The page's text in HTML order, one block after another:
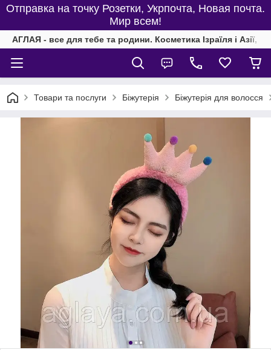
Отправка на точку Розетки, Укрпочта, Новая почта.
Мир всем!
АГЛАЯ - все для тебе та родини. Косметика Ізраїля і Азії,
Товари та послуги Біжутерія Біжутерія для волосся